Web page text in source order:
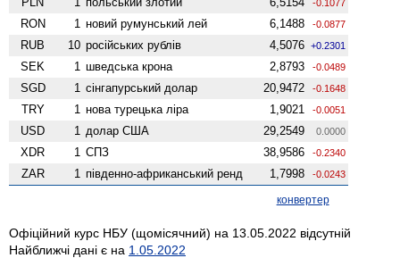
-0.1077
RON 1 новий румунський лей 6,1488 -0.0877
RUB 10 російських рублів 4,5076 +0.2301
SEK 1 шведська крона 2,8793 -0.0489
SGD 1 сінгапурський долар 20,9472 -0.1648
TRY 1 нова турецька ліра 1,9021 -0.0051
USD 1 долар США 29,2549 0.0000
XDR 1 СПЗ 38,9586 -0.2340
ZAR 1 південно-африканський ренд 1,7998 -0.0243
конвертер
Офіційний курс НБУ (щомісячний) на 13.05.2022 відсутній
Найближчі дані є на 1.05.2022